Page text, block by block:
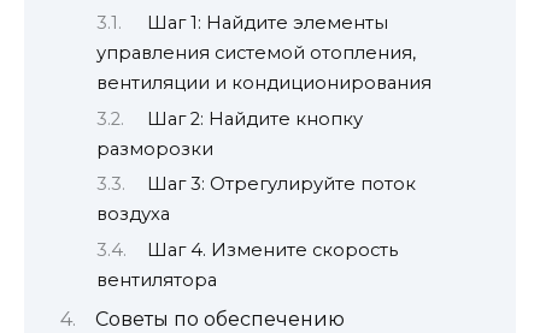
Шаг 1: Найдите элементы
управления системой отопления,
вентиляции и кондиционирования
Шаг 2: Найдите кнопку
разморозки
Шаг 3: Отрегулируйте поток
воздуха
Шаг 4. Измените скорость
вентилятора
Советы по обеспечению